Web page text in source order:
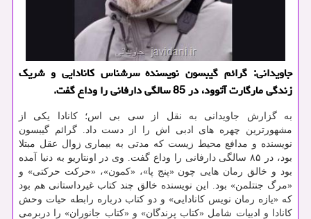
جاویدانی: گرائم گیبسون نویسنده سرشناس كانادایی و شریك
زندگی مارگارت آتوود، در 85 سالگی دارفانی را وداع گفت.
به گزارش جاویدانی به نقل از سی بی اس؛ كانادا یكی از
مشهورترین چهره های ادبی اش را از دست داد. گرائم گیبسون
نویسنده و مدافع محیط زیست كه مدتی به بیماری زوال عقل مبتلا
بود، در ۸۵ سالگی دارفانی را وداع گفت. وی در اونتاریو به دنیا آمده
بود و خالق رمان هایی چون «پنج پا»، «كمون»، «حركت حركتی» و
«مرگ جنتلمن» بود. این نویسنده خالق چند كتاب غیرداستانی هم بود
كه «یازه رمان نویس كانادایی» و دو كتاب درباره رابطه حیات وحش
كانادا و ادبیات شامل «كتاب پرندگان» و «كتاب جانوران» را دربرمی